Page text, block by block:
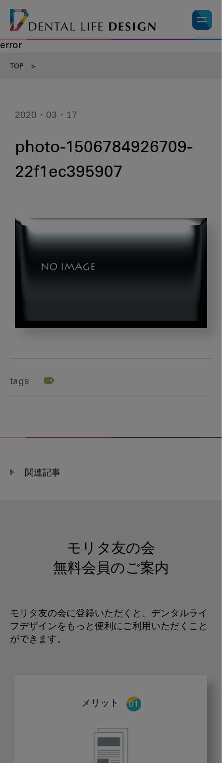
error
TOP >
2020・03・17
photo-1506784926709-
22f1ec395907
22f1ec395907
tags
関連記事
モリタ友の会
無料会員のご案内
モリタ友の会に登録いただくと、デンタルライ
フデザインをもっと便利にご利用いただくこと
ができます。
メリット